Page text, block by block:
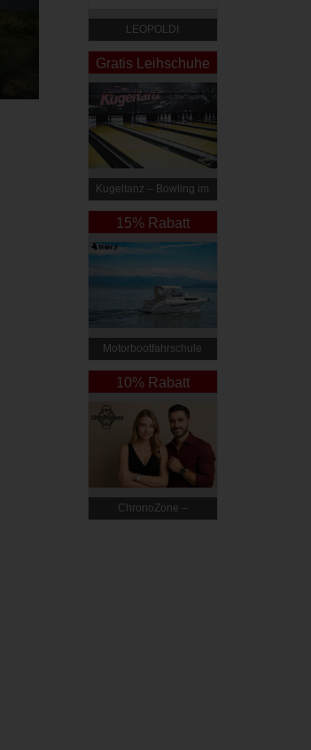
LEOPOLDI
Haushaltswaren
Gratis Leihschuhe
Kugeltanz – Bowling im
Prater
15% Rabatt
Motorbootfahrschule
Wolf
10% Rabatt
ChronoZone –
Armbanduhren